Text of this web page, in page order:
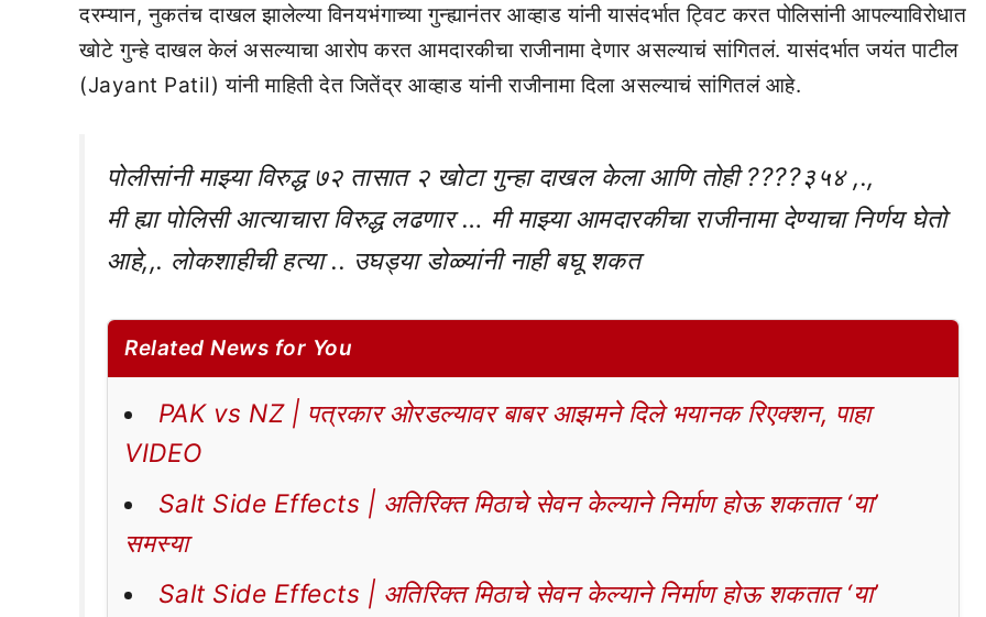
दरम्यान, नुकतंच दाखल झालेल्या विनयभंगाच्या गुन्ह्यानंतर आव्हाड यांनी यासंदर्भात ट्विट करत पोलिसांनी आपल्याविरोधात
खोटे गुन्हे दाखल केलं असल्याचा आरोप करत आमदारकीचा राजीनामा देणार असल्याचं सांगितलं. यासंदर्भात जयंत पाटील
(Jayant Patil) यांनी माहिती देत जितेंद्र आव्हाड यांनी राजीनामा दिला असल्याचं सांगितलं आहे.
पोलीसांनी माझ्या विरुद्ध ७२ तासात २ खोटा गुन्हा दाखल केला आणि तोही ????३५४ ,.,
मी ह्या पोलिसी आत्याचारा विरुद्ध लढणार … मी माझ्या आमदारकीचा राजीनामा देण्याचा निर्णय घेतो
आहे,,. लोकशाहीची हत्या .. उघड्या डोळ्यांनी नाही बघू शकत
Related News for You
PAK vs NZ | पत्रकार ओरडल्यावर बाबर आझमने दिले भयानक रिएक्शन, पाहा
VIDEO
Salt Side Effects | अतिरिक्त मिठाचे सेवन केल्याने निर्माण होऊ शकतात ‘या’
समस्या
Salt Side Effects | अतिरिक्त मिठाचे सेवन केल्याने निर्माण होऊ शकतात ‘या’